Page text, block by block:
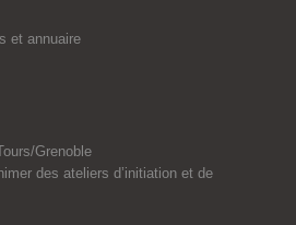
et annuaire
Grenoble
des ateliers d’initiation et de